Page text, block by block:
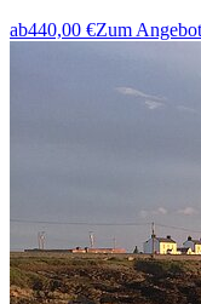
ab440,00 €Zum Angebot